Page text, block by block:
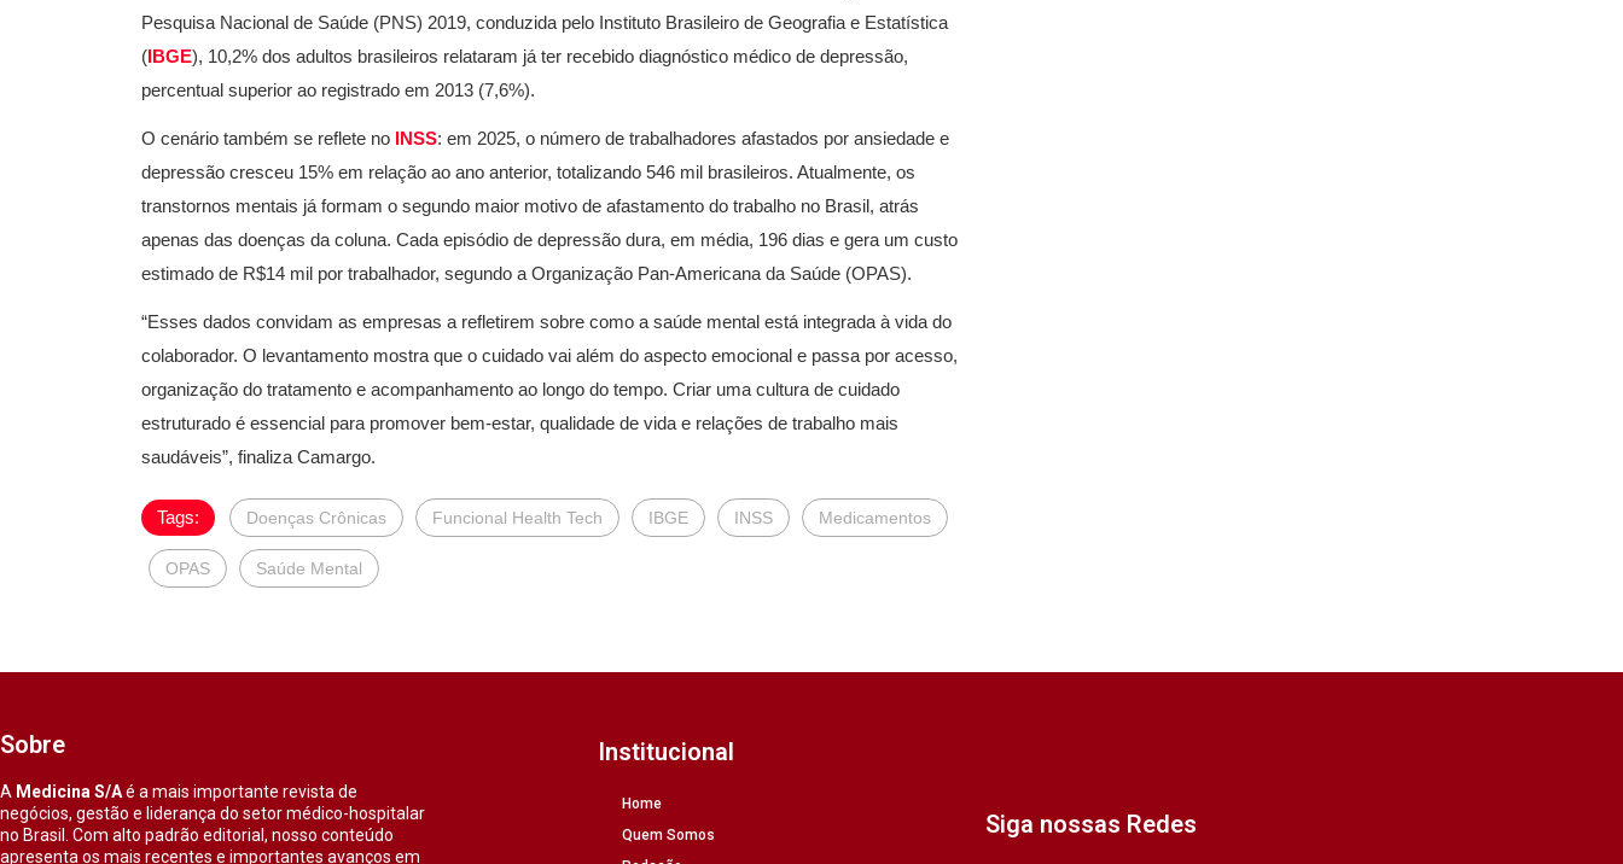
Pesquisa Nacional de Saúde (PNS) 2019, conduzida pelo Instituto Brasileiro de Geografia e Estatística
(IBGE), 10,2% dos adultos brasileiros relataram já ter recebido diagnóstico médico de depressão,
percentual superior ao registrado em 2013 (7,6%).
O cenário também se reflete no INSS: em 2025, o número de trabalhadores afastados por ansiedade e
depressão cresceu 15% em relação ao ano anterior, totalizando 546 mil brasileiros. Atualmente, os
transtornos mentais já formam o segundo maior motivo de afastamento do trabalho no Brasil, atrás
apenas das doenças da coluna. Cada episódio de depressão dura, em média, 196 dias e gera um custo
estimado de R$14 mil por trabalhador, segundo a Organização Pan-Americana da Saúde (OPAS).
“Esses dados convidam as empresas a refletirem sobre como a saúde mental está integrada à vida do
colaborador. O levantamento mostra que o cuidado vai além do aspecto emocional e passa por acesso,
organização do tratamento e acompanhamento ao longo do tempo. Criar uma cultura de cuidado
estruturado é essencial para promover bem-estar, qualidade de vida e relações de trabalho mais
saudáveis”, finaliza Camargo.
Tags: Doenças Crônicas Funcional Health Tech IBGE INSS Medicamentos
OPAS Saúde Mental
Sobre
A Medicina S/Aé a mais importante revista de
negócios, gestão e liderança do setor médico-hospitalar
no Brasil. Com alto padrão editorial, nosso conteúdo
apresenta os mais recentes e importantes avanços em
Institucional
Home
Quem Somos
Siga nossas Redes